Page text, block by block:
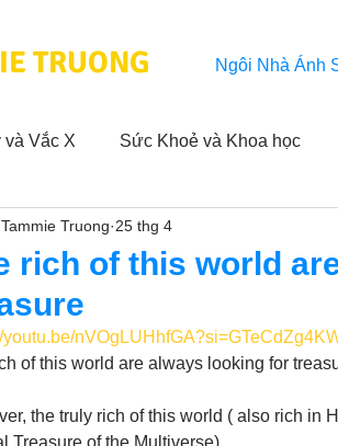
TRUONG Ngôi Nhà Ánh
và Vắc X Sức Khoẻ và Khoa học
đồng Trải nghiệm của người xem
Sách CL&NL
rich of this world
Tammie Truong 25 thg 4
youtu.be/
of this world are always looking for
the truly rich of this world ( also rich in
Treasure of the Multiverse).